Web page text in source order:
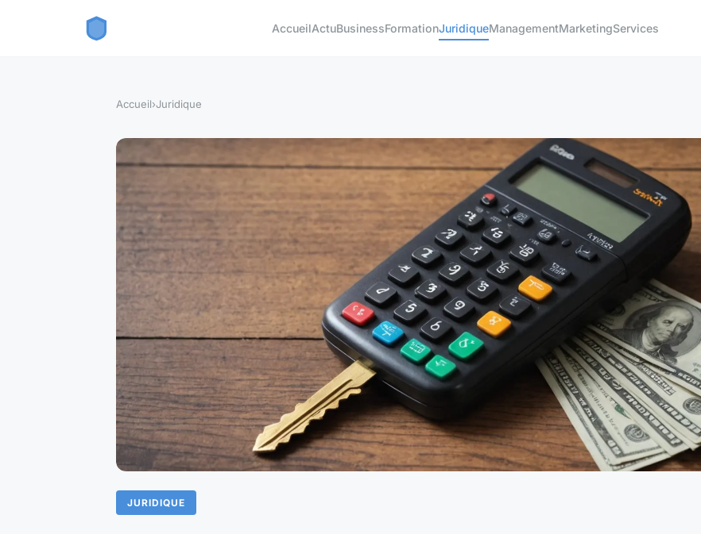
AccueilActuBusinessFormationJuridiqueManagementMarketingServices
Accueil›Juridique
JURIDIQUE